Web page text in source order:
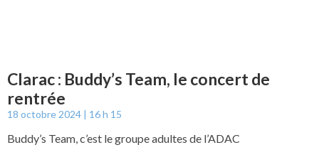
Clarac : Buddy’s Team, le concert de
rentrée
18 octobre 2024 16 h 15
Buddy’s Team, c’est le groupe adultes de l’ADAC